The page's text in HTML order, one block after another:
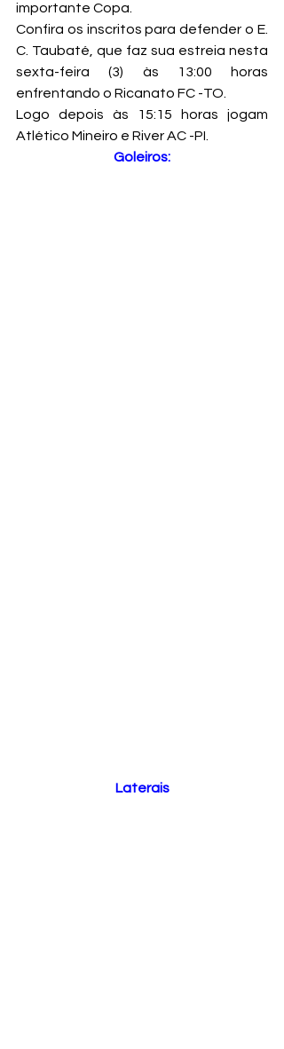
importante Copa.
Confira os inscritos para defender o E.
C. Taubaté, que faz sua estreia nesta
sexta-feira (3) às 13:00 horas
enfrentando o Ricanato FC -TO.
Logo depois às 15:15 horas jogam
Atlético Mineiro e River AC -PI.
Goleiros:
Laterais